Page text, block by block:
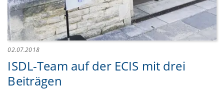
02.07.2018
ISDL-Team auf der ECIS mit drei
Beiträgen